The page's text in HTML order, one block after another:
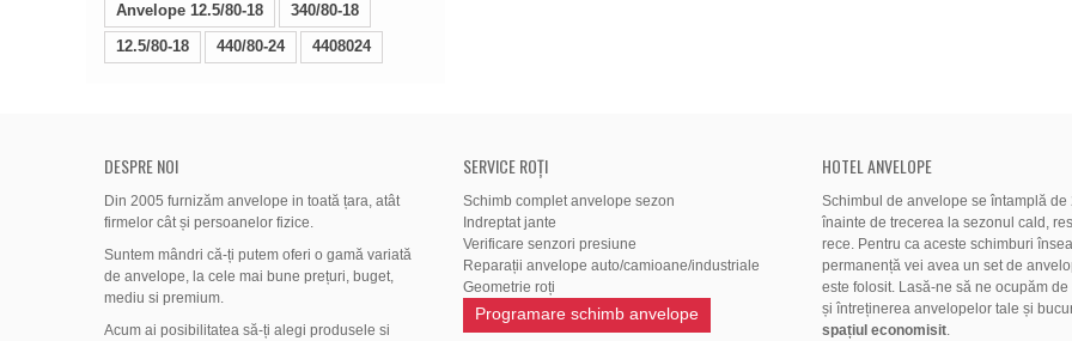
Anvelope 12.5/80-18
340/80-18
12.5/80-18
440/80-24 4408024
DESPRE NOI
Din 2005 furnizăm anvelope in toată țara, atât
firmelor cât și persoanelor fizice.
Suntem mândri că-ți putem oferi o gamă variată
de anvelope, la cele mai bune prețuri, buget,
mediu si premium.
Acum ai posibilitatea să-ți alegi produsele si
SERVICE ROȚI
Schimb complet anvelope sezon
Indreptat jante
Verificare senzori presiune
Reparații anvelope auto/camioane/industriale
Geometrie roți
Programare schimb anvelope
HOTEL ANVELOPE
Schimbul de anvelope se întamplă de
înainte de trecerea la sezonul cald,
rece. Pentru ca aceste schimburi
permanență vei avea un set de
este folosit. Lasă-ne să ne ocupăm
și întreținerea anvelopelor tale și
spațiul economisit.